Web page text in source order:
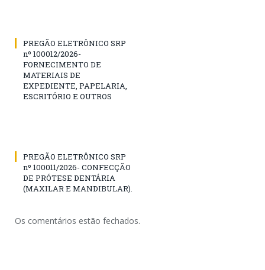
PREGÃO ELETRÔNICO SRP
nº 100012/2026-
FORNECIMENTO DE
MATERIAIS DE
EXPEDIENTE, PAPELARIA,
ESCRITÓRIO E OUTROS
PREGÃO ELETRÔNICO SRP
nº 100011/2026- CONFECÇÃO
DE PRÓTESE DENTÁRIA
(MAXILAR E MANDIBULAR).
Os comentários estão fechados.